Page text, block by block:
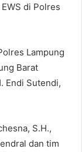
di Polres
Lampung
Barat
Endi Sutendi,
S.H.,
dan tim